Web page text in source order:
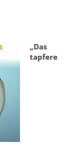
„Das
tapfere